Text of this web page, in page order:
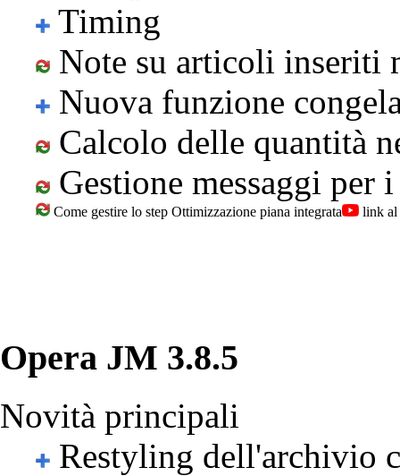
Timing
Note su articoli inseriti
Nuova funzione
Calcolo delle quantità
Gestione messaggi
Come gestire lo step Ottimizzazione piana integrata link al
Opera JM 3.8.5
Novità principali
Restyling dell'archivio